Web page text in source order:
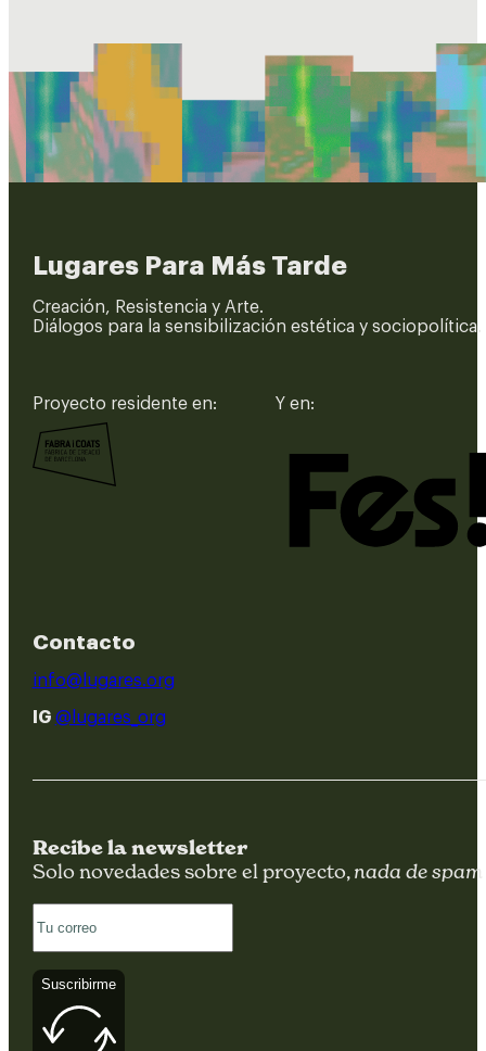
Lugares Para Más Tarde
Creación, Resistencia y Arte.
Diálogos para la sensibilización estética y sociopolítica.
Proyecto residente en: Y en:
Contacto
info@lugares.org
IG @lugares_org
Recibe la newsletter
Solo novedades sobre el proyecto, nada de spam
Suscribirme